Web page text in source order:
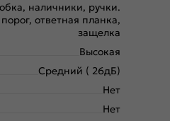
наличники, ручки.
ответная планка,
защелка
Высокая
Средний ( 26дБ)
Нет
Нет